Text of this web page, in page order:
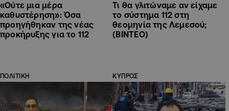
«Ούτε μια μέρα
καθυστέρηση»: Όσα
προηγήθηκαν της νέας
προκήρυξης για το 112
Τι θα γλιτώναμε αν είχαμε
το σύστημα 112 στη
θεομηνία της Λεμεσού;
(ΒΙΝΤΕΟ)
ΠΟΛΙΤΙΚΗ ΚΥΠΡΟΣ